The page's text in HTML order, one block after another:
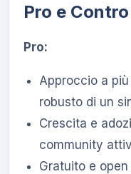
Pro e Contro
Pro:
Approccio a
robusto di un
Crescita e
community
Gratuito e